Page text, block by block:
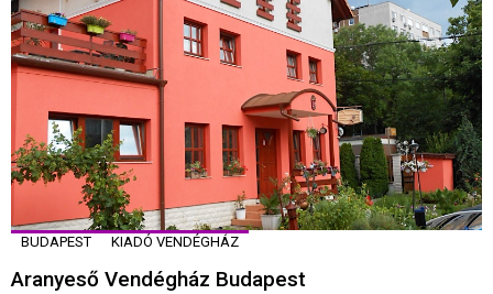
BUDAPEST KIADÓ VENDÉGHÁZ
Aranyeső Vendégház Budapest